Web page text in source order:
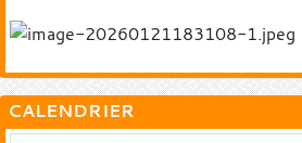
CALENDRIER